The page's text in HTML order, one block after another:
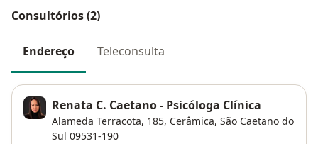
Consultórios (2)
Endereço Teleconsulta
Renata C. Caetano - Psicóloga Clínica
Alameda Terracota, 185, Cerâmica, São Caetano do
Sul 09531-190